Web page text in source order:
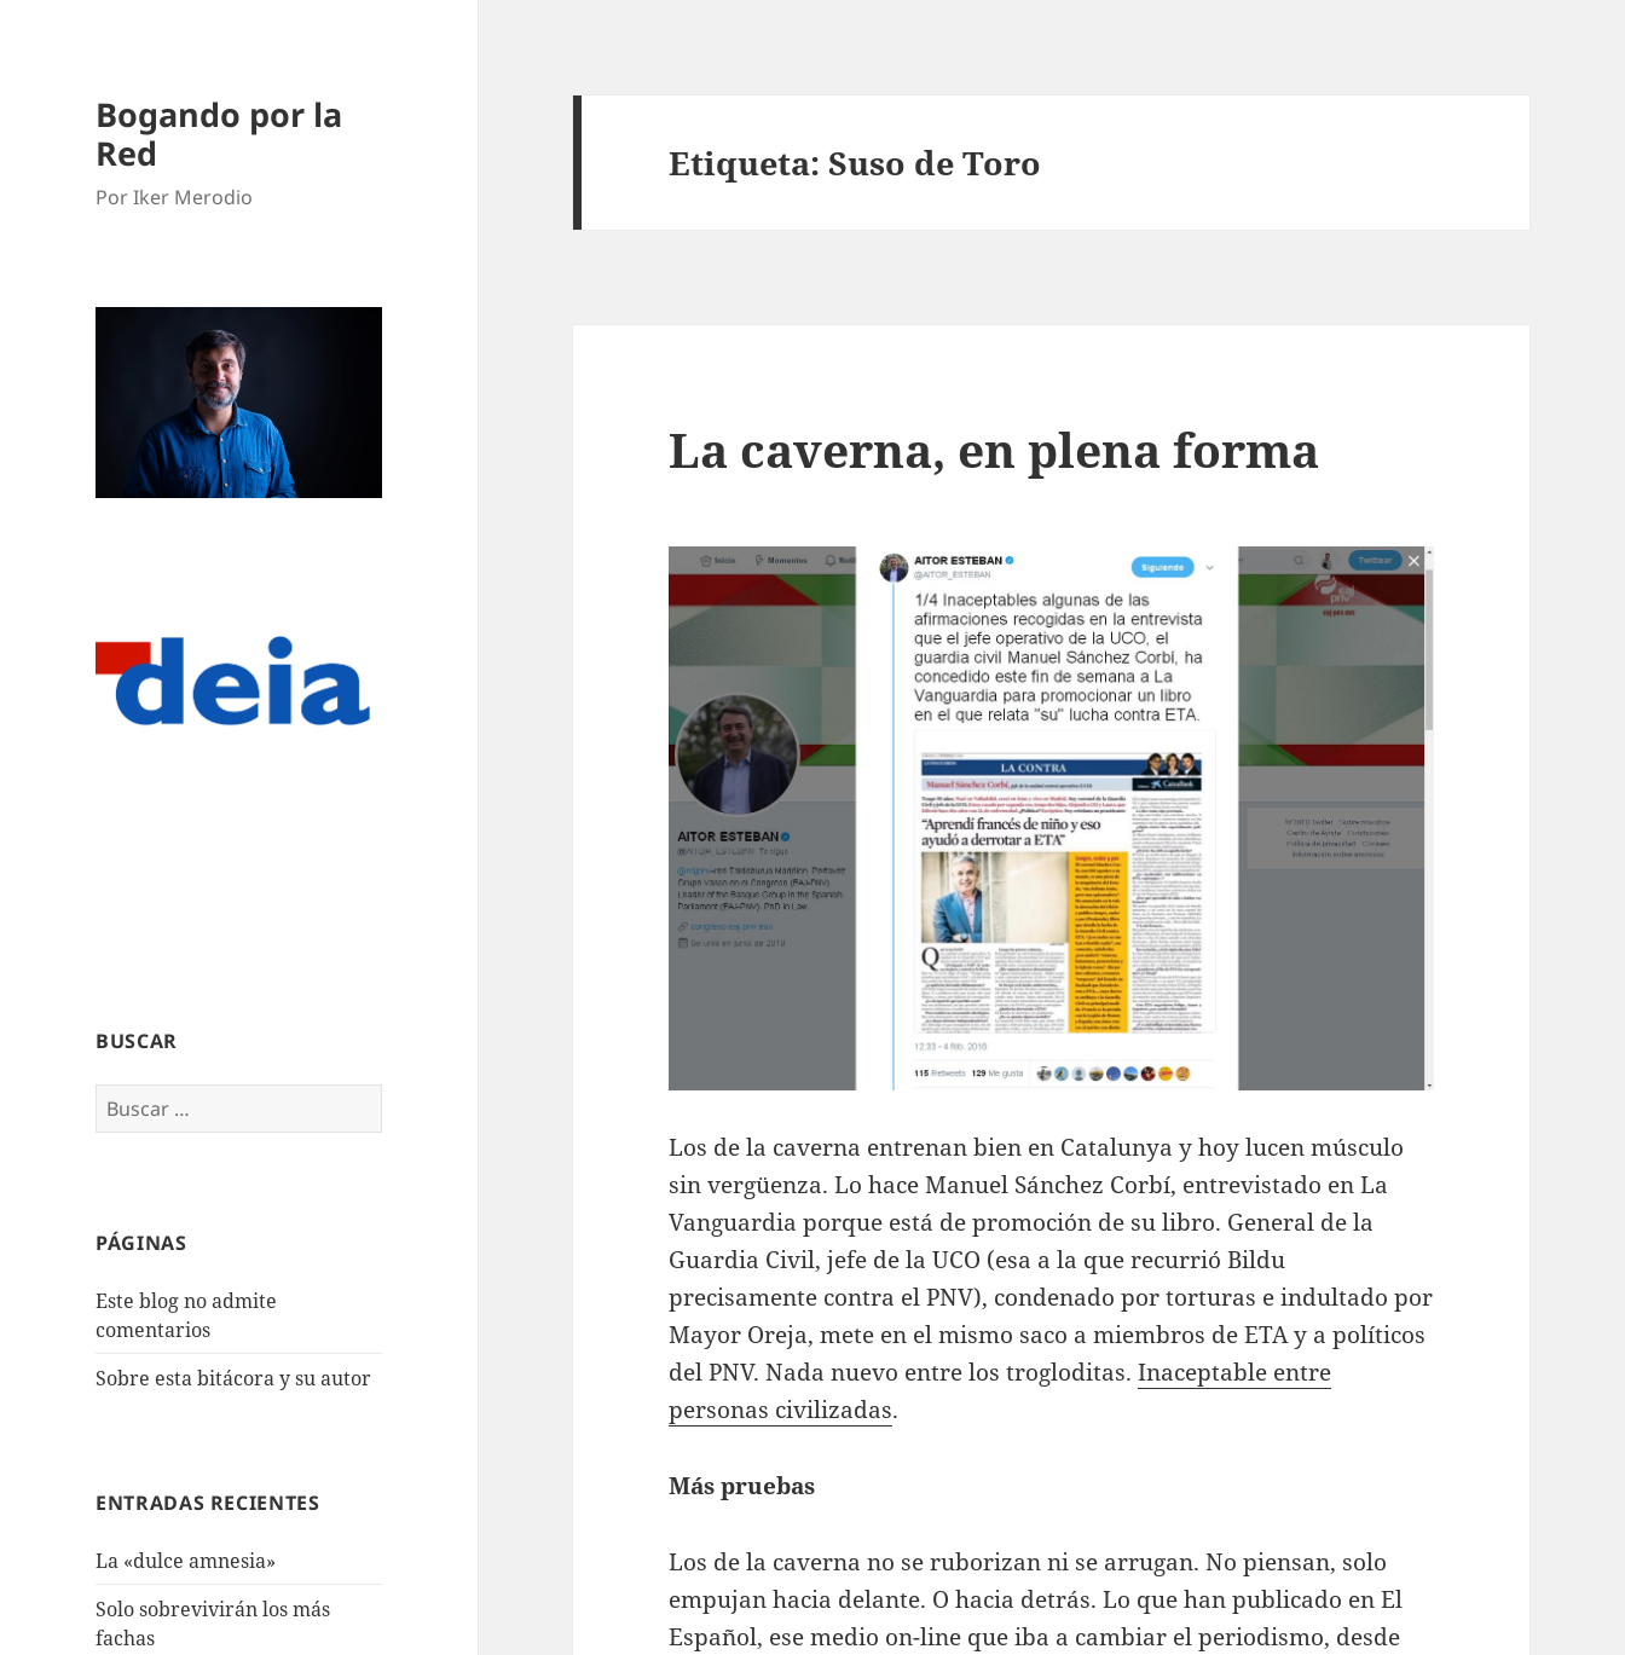
Bogando por la
Red
Por Iker Merodio
BUSCAR
Buscar:
PÁGINAS
Este blog no admite
comentarios
Sobre esta bitácora y su autor
ENTRADAS RECIENTES
La «dulce amnesia»
Solo sobrevivirán los más
fachas
Etiqueta:Suso de Toro
La caverna, en plena forma
Los de la caverna entrenan bien en Catalunya y hoy lucen músculo
sin vergüenza. Lo hace Manuel Sánchez Corbí, entrevistado en La
Vanguardia porque está de promoción de su libro. General de la
Guardia Civil, jefe de la UCO (esa a la que recurrió Bildu
precisamente contra el PNV), condenado por torturas e indultado por
Mayor Oreja, mete en el mismo saco a miembros de ETA y a políticos
del PNV. Nada nuevo entre los trogloditas.Inaceptable entre
personas civilizadas.
Más pruebas
Los de la caverna no se ruborizan ni se arrugan. No piensan, solo
empujan hacia delante. O hacia detrás. Lo que han publicado en El
Español, ese medio on-line que iba a cambiar el periodismo, desde